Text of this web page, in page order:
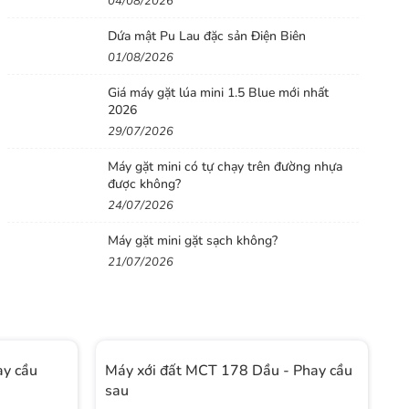
Dứa mật Pu Lau đặc sản Điện Biên
01/08/2026
Giá máy gặt lúa mini 1.5 Blue mới nhất
2026
29/07/2026
Máy gặt mini có tự chạy trên đường nhựa
được không?
24/07/2026
Máy gặt mini gặt sạch không?
21/07/2026
cầu
Máy xới đất MCT 178 Dầu - Phay cầu
sau